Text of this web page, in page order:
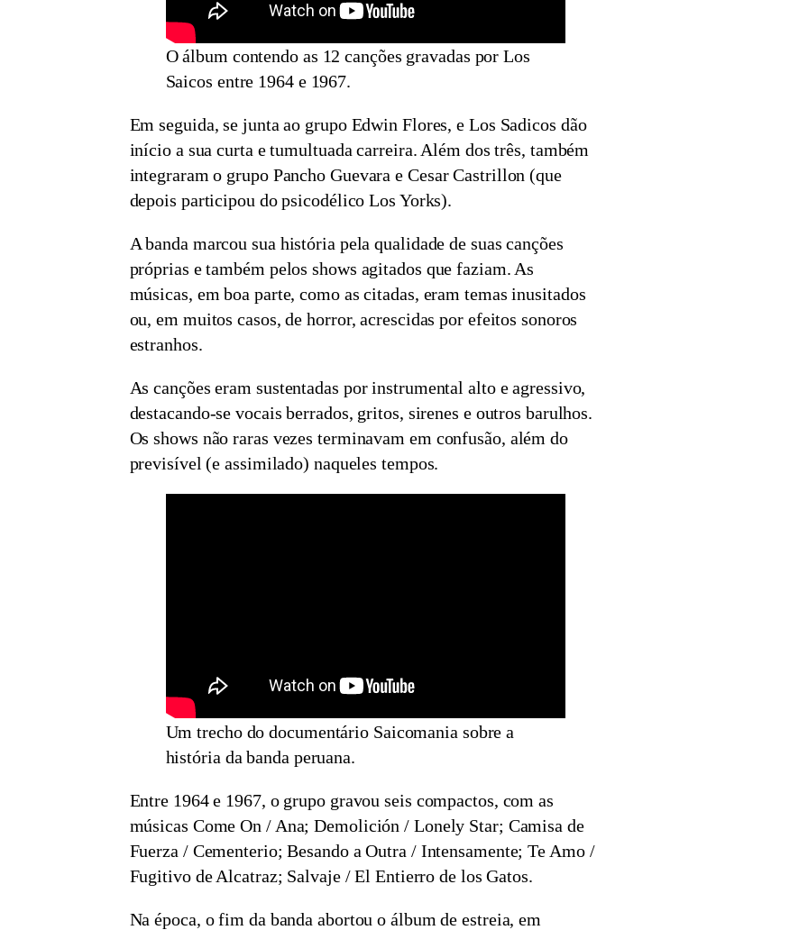
O álbum contendo as 12 canções gravadas por Los
Saicos entre 1964 e 1967.
Em seguida, se junta ao grupo Edwin Flores, e Los Sadicos dão
início a sua curta e tumultuada carreira. Além dos três, também
integraram o grupo Pancho Guevara e Cesar Castrillon (que
depois participou do psicodélico Los Yorks).
A banda marcou sua história pela qualidade de suas canções
próprias e também pelos shows agitados que faziam. As
músicas, em boa parte, como as citadas, eram temas inusitados
ou, em muitos casos, de horror, acrescidas por efeitos sonoros
estranhos.
As canções eram sustentadas por instrumental alto e agressivo,
destacando-se vocais berrados, gritos, sirenes e outros barulhos.
Os shows não raras vezes terminavam em confusão, além do
previsível (e assimilado) naqueles tempos.
Um trecho do documentário Saicomania sobre a
história da banda peruana.
Entre 1964 e 1967, o grupo gravou seis compactos, com as
músicas Come On / Ana; Demolición / Lonely Star; Camisa de
Fuerza / Cementerio; Besando a Outra / Intensamente; Te Amo /
Fugitivo de Alcatraz; Salvaje / El Entierro de los Gatos.
Na época, o fim da banda abortou o álbum de estreia, em